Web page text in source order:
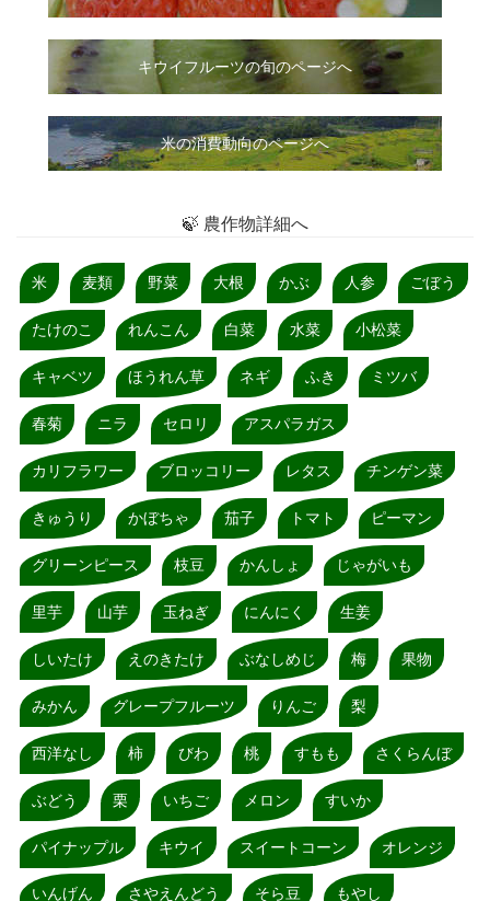
キウイフルーツの旬のページへ
米の消費動向のページへ
🍃 農作物詳細へ
米 麦類 野菜 大根 かぶ 人参 ごぼう
たけのこ れんこん 白菜 水菜 小松菜
キャベツ ほうれん草 ネギ ふき ミツバ
春菊 ニラ セロリ アスパラガス
カリフラワー ブロッコリー レタス チンゲン菜
きゅうり かぼちゃ 茄子 トマト ピーマン
グリーンピース 枝豆 かんしょ じゃがいも
里芋 山芋 玉ねぎ にんにく 生姜
しいたけ えのきたけ ぶなしめじ 梅 果物
みかん グレープフルーツ りんご 梨
西洋なし 柿 びわ 桃 すもも さくらんぼ
ぶどう 栗 いちご メロン すいか
パイナップル キウイ スイートコーン オレンジ
いんげん さやえんどう そら豆 もやし